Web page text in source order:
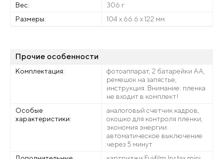
Вес:
306 г
Размеры:
104 х 66.6 х 122 мм
Прочие особенности
Комплектация:
фотоаппарат, 2 батарейки АА,
ремешок на запястье,
инструкция. Внимание: пленка
не входит в комплект!
Особые
характеристики:
аналоговый счетчик кадров,
окошко для контроля пленки,
экономия энергии:
автоматическое выключение
через 5 минут